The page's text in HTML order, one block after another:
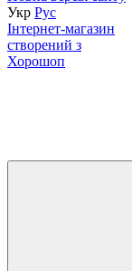
Укр Рус
Інтернет-магазин
створений з
Хорошоп